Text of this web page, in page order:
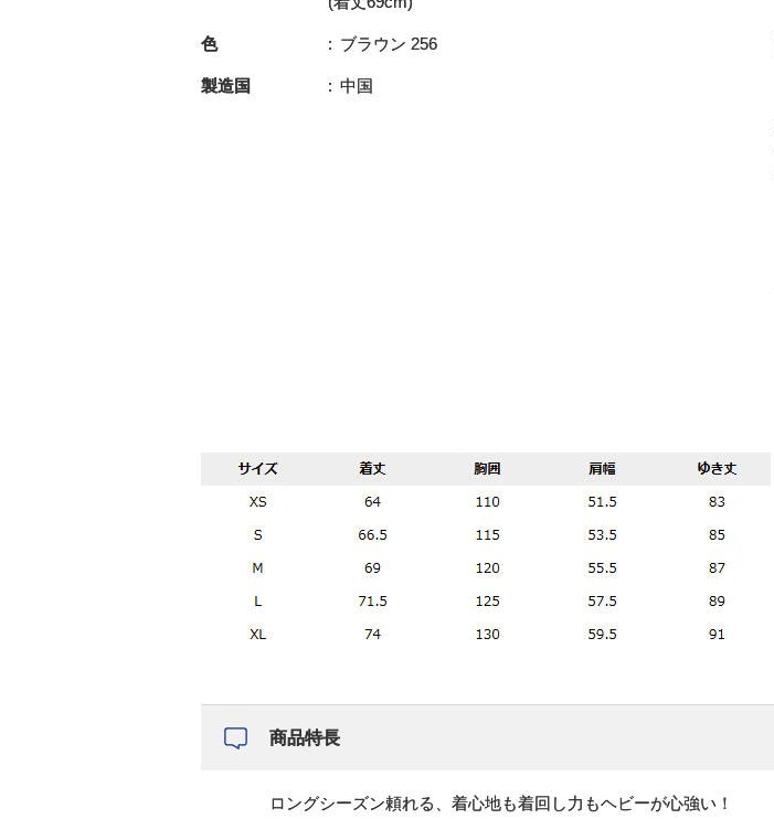
色 ブラウン 256
製造国 中国
商品特長
ロングシーズン頼れる、着心地も着回し力もヘビーが心強い！